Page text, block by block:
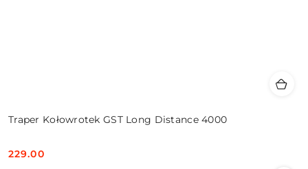
Traper Kołowrotek GST Long Distance 4000
Cena:
229.00